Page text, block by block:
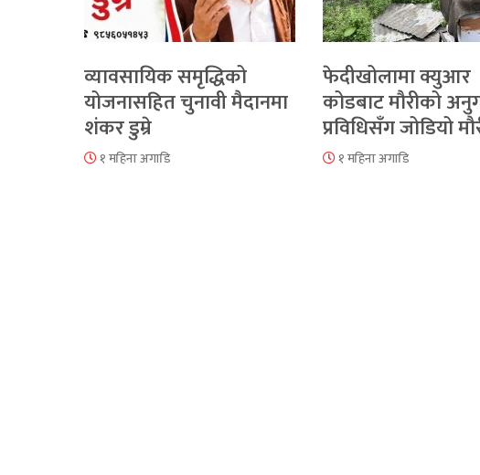
व्यावसायिक समृद्धिको
योजनासहित चुनावी मैदानमा
शंकर डुम्रे
१ महिना अगाडि
फेदीखोलामा क्युआर
कोडबाट मौरीको
प्रविधिसँग जोडियो
१ महिना अगाडि